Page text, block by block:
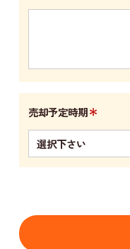
売却予定時期＊